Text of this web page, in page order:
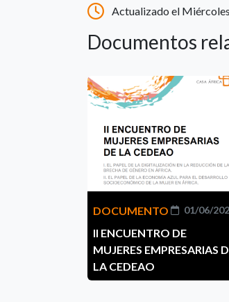
Actualizado el
Documentos
DOCUMENTO 01/06/
II ENCUENTRO DE
MUJERES EMPRESARIAS
LA CEDEAO